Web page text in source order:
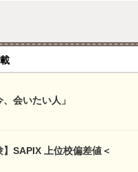
会いたい人」
SAPIX 上位校偏差値＜